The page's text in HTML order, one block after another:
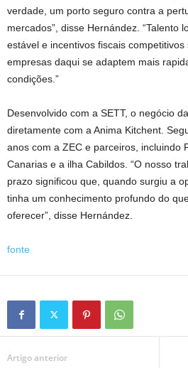
verdade, um porto seguro contra a
mercados”, disse Hernández. “Talento
estável e incentivos fiscais
empresas daqui se adaptem mais
condições.”
Desenvolvido com a SETT, o negócio
diretamente com a Anima Kitchent.
anos com a ZEC e parceiros, incluindo
Canarias e a ilha Cabildos. “O nosso
prazo significou que, quando surgiu a
tinha um conhecimento profundo do
oferecer”, disse Hernández.
fonte
Artigo anterior